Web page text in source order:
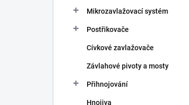
Mikrozavlažovací systém
Postřikovače
Cívkové zavlažovače
Závlahové pivoty a mosty
Přihnojování
Hnojiva